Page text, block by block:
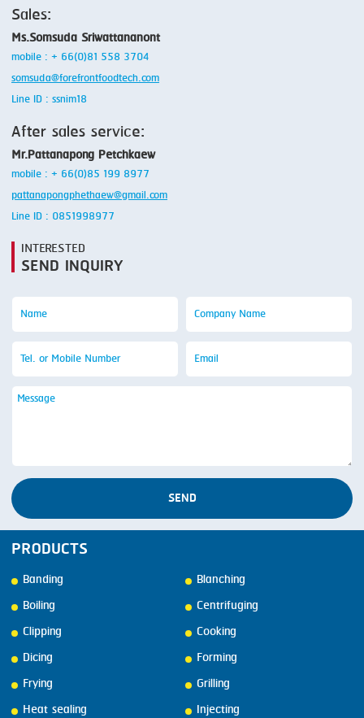
Sales:
Ms.Somsuda Sriwattananont
mobile : + 66(0)81 558 3704
somsuda@forefrontfoodtech.com
Line ID : ssnim18
After sales service:
Mr.Pattanapong Petchkaew
mobile : + 66(0)85 199 8977
pattanapongphethaew@gmail.com
Line ID : 0851998977
INTERESTED
SEND INQUIRY
SEND
PRODUCTS
Banding
Blanching
Boiling
Centrifuging
Clipping
Cooking
Dicing
Forming
Frying
Grilling
Heat sealing
Injecting